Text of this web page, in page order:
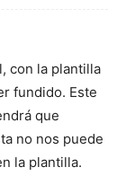
con la plantilla
fundido. Este
que
no nos puede
la plantilla.